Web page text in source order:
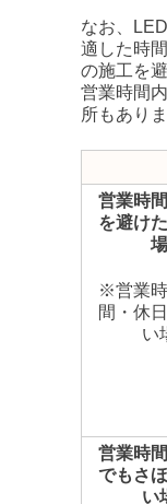
なお、
適した時
の施工を
営業時間
所もありま
営業時
を避け
※営業
間・休
い
営業時
でもさ
い